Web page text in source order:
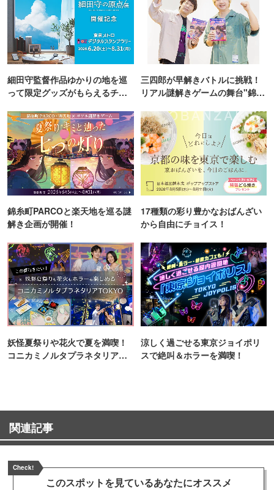
細田守監督作品ゆかりの地を巡
って限定グッズがもらえるチャ
三四郎が早解きバトルに挑戦！
リアル謎解きゲームの舞台"錦糸
錦糸町PARCOと楽天地を巡る謎
解き企画が開催！
17種類の彩り豊かなおばんざい
から自由にチョイス！
妖怪夏祭りや花火で夏を満喫！
コニカミノルタプラネタリア
涼しく過ごせる東京ジョイポリ
スで絶叫＆ホラーを満喫！
関連記事
Check!
このスポットを見ているあなたにオススメ